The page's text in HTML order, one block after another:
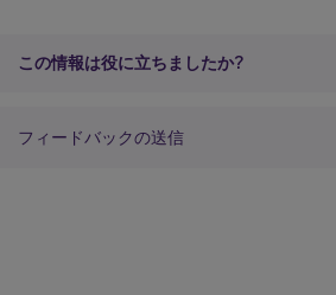
この情報は役に立ちましたか?
フィードバックの送信